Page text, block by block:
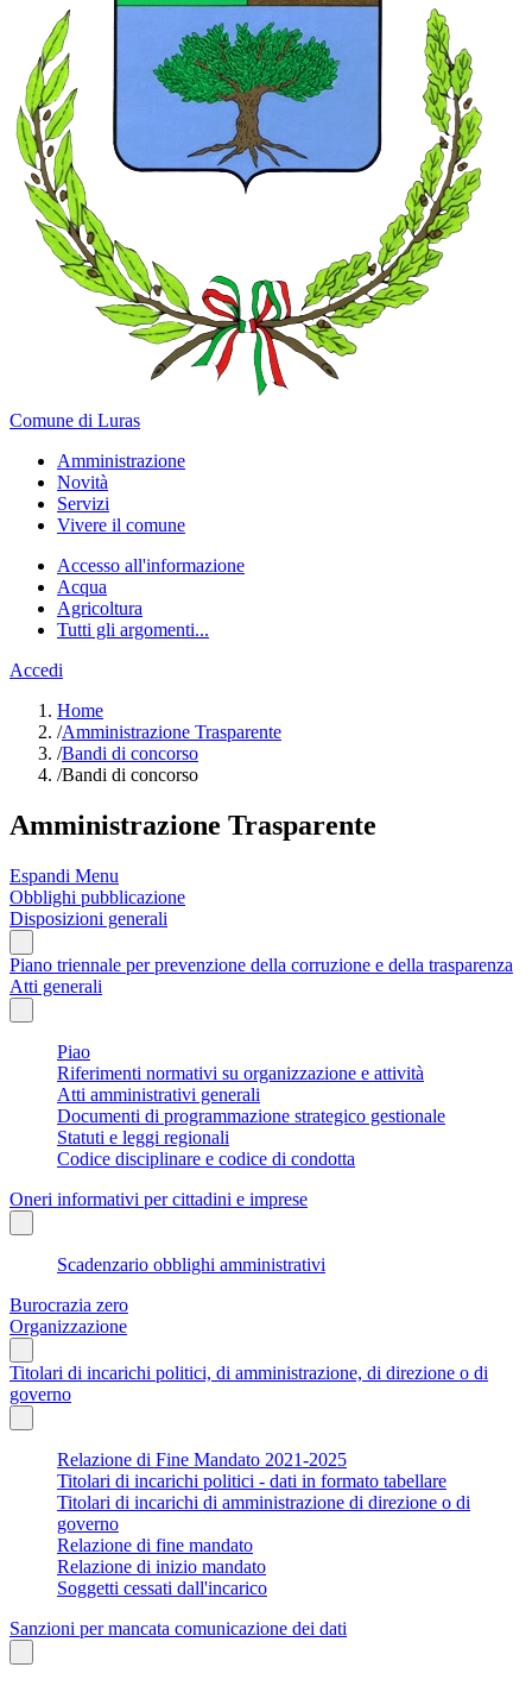
Comune di Luras
Amministrazione
Novità
Servizi
Vivere il comune
Accesso all'informazione
Acqua
Agricoltura
Tutti gli argomenti...
Accedi
Home
/Amministrazione Trasparente
/Bandi di concorso
/Bandi di concorso
Amministrazione Trasparente
Espandi Menu
Obblighi pubblicazione
Disposizioni generali
Piano triennale per prevenzione della corruzione e della trasparenza
Atti generali
Piao
Riferimenti normativi su organizzazione e attività
Atti amministrativi generali
Documenti di programmazione strategico gestionale
Statuti e leggi regionali
Codice disciplinare e codice di condotta
Oneri informativi per cittadini e imprese
Scadenzario obblighi amministrativi
Burocrazia zero
Organizzazione
Titolari di incarichi politici, di amministrazione, di direzione o di
governo
Relazione di Fine Mandato 2021-2025
Titolari di incarichi politici - dati in formato tabellare
Titolari di incarichi di amministrazione di direzione o di
governo
Relazione di fine mandato
Relazione di inizio mandato
Soggetti cessati dall'incarico
Sanzioni per mancata comunicazione dei dati